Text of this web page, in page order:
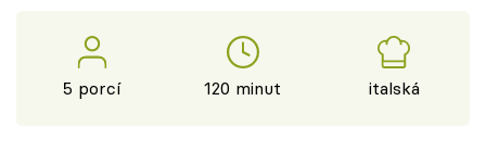
Sledujte nás
5 porcí 120 minut italská